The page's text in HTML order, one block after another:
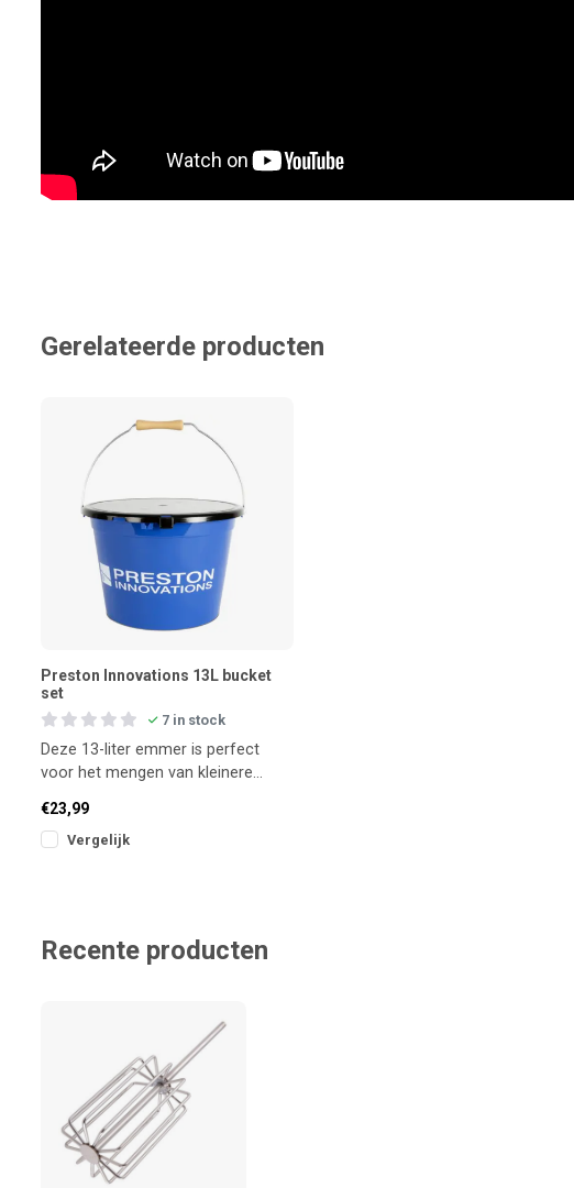
Gerelateerde producten
Preston Innovations 13L bucket
set
7 in stock
Deze 13-liter emmer is perfect
voor het mengen van kleinere
van lev
€23,99
Vergelijk
Recente producten